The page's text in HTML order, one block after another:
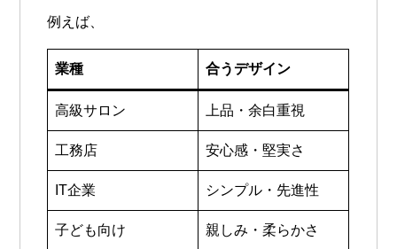
例えば、
業種 合うデザイン
高級サロン 上品・余白重視
工務店 安心感・堅実さ
IT企業 シンプル・先進性
子ども向け 親しみ・柔らかさ